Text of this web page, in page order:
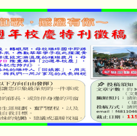
校115學年度第
)教師甄選結果(
金融保險知識